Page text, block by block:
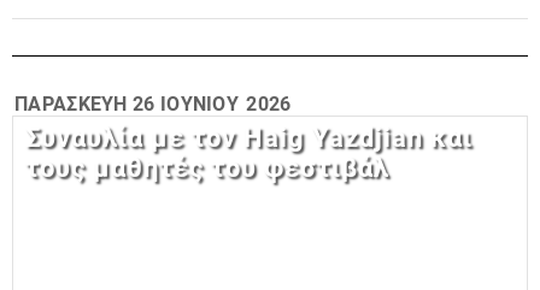
ΠΑΡΑΣΚΕΥΉ 26 ΙΟΥΝΊΟΥ 2026
Συναυλία με τον Haig Yazdjian και
τους μαθητές του φεστιβάλ